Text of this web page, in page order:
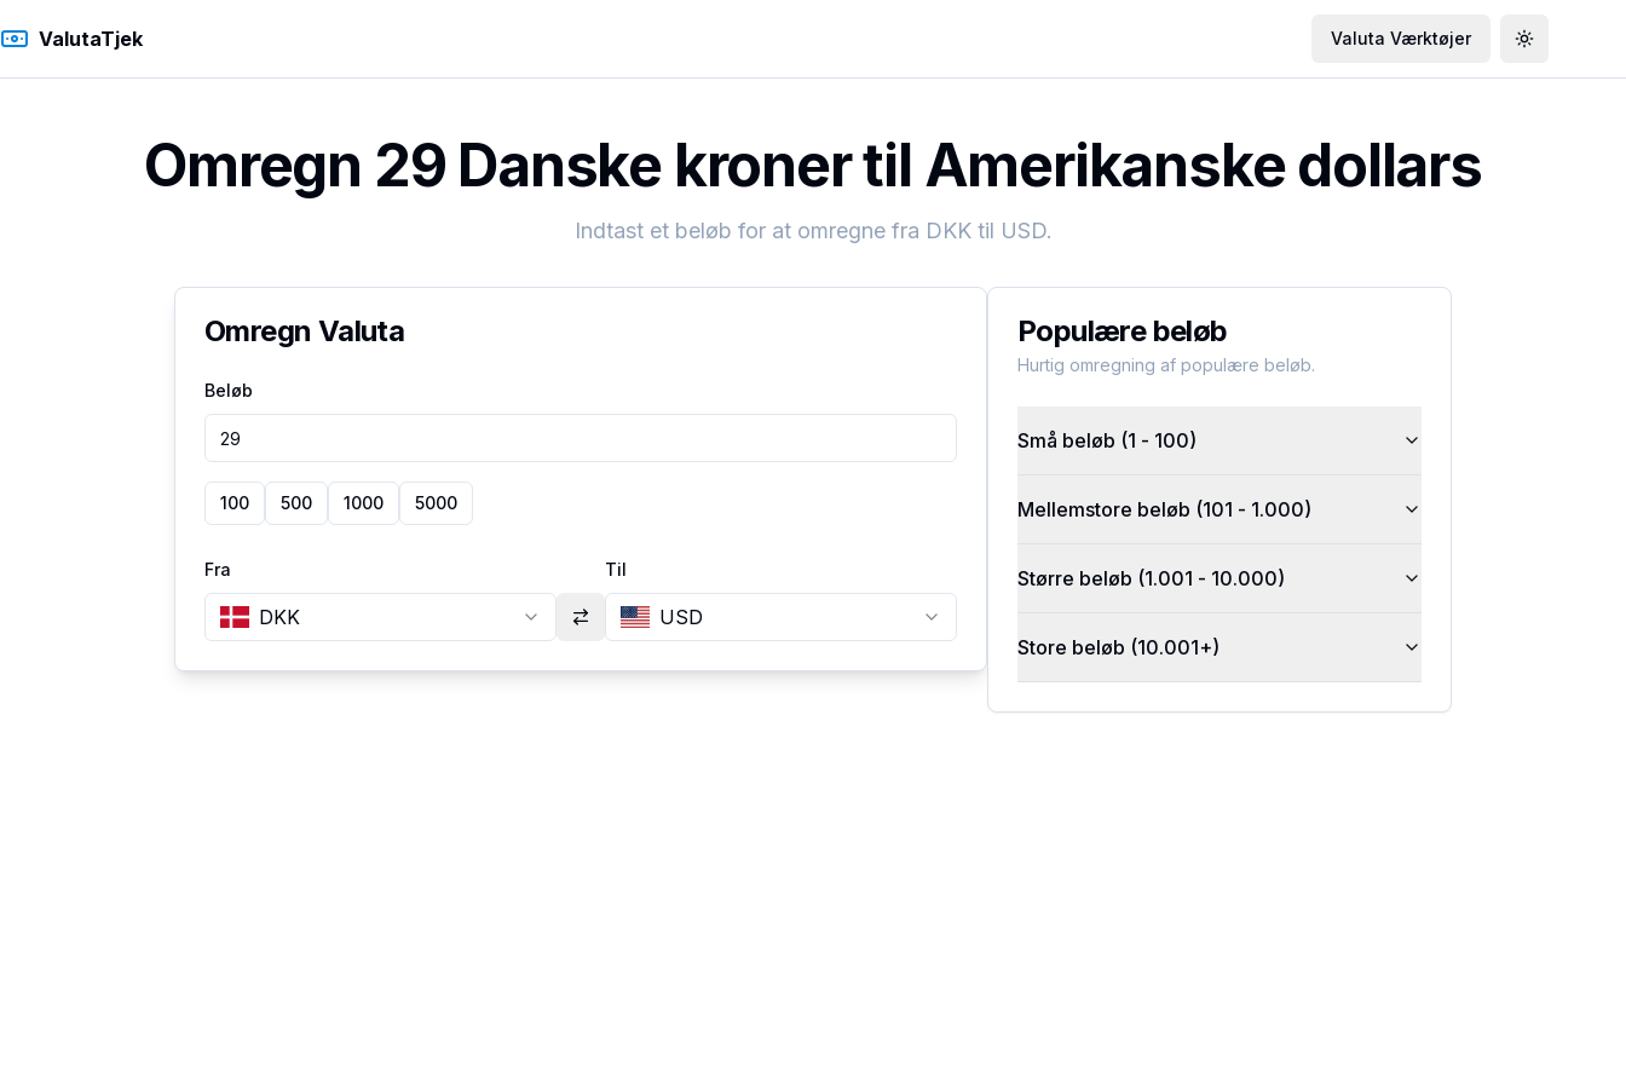
ValutaTjek Valuta Værktøjer Toggle
Omregn 29 Danske kroner til Amerikanske dollars
Indtast et beløb for at omregne fra DKKtil USD.
Omregn Valuta
Beløb
100 500 1000 5000
Fra
DKK
Til
USD
Populære beløb
Hurtig omregning af populære beløb.
Små beløb (1 - 100)
Mellemstore beløb (101 - 1.000)
Større beløb (1.001 - 10.000)
Store beløb (10.001+)